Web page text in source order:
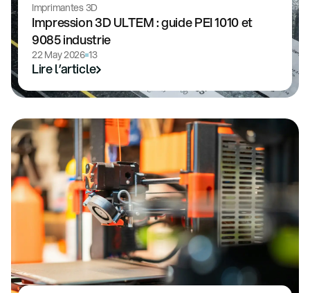
Imprimantes 3D
Impression 3D ULTEM : guide PEI 1010 et
9085 industrie
22 May 2026 13
Lire l’article